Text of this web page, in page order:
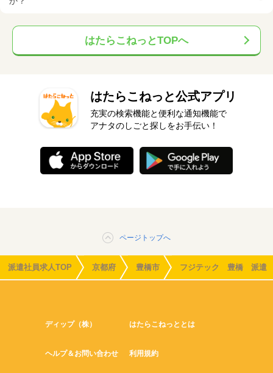
はたらこねっとTOPへ
はたらこねっと公式アプリ
充実の検索機能と便利な通知機能で
アナタのしごと探しをお手伝い！
ページトップへ
派遣社員求人TOP 京都府 豊橋市 フジテック 豊橋 派遣
ディップ（株） はたらこねっととは
ヘルプ＆お問い合わせ 利用規約